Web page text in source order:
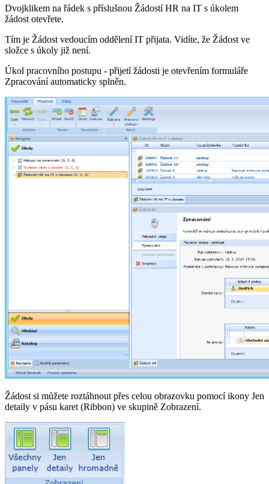
Dvojklikem na řádek s příslušnou Žádostí HR na IT s úkolem
žádost otevřete.
Tím je Žádost vedoucím oddělení IT přijata. Vidíte, že Žádost ve
složce s úkoly již není.
Úkol pracovního postupu - přijetí žádosti je otevřením formuláře
Zpracování automaticky splněn.
Žádost si můžete roztáhnout přes celou obrazovku pomocí ikony Jen
detaily v pásu karet (Ribbon) ve skupině Zobrazení.